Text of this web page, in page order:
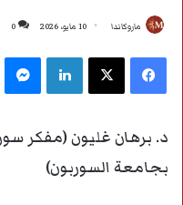
ماروكاندا 10 مايو، 2026 0
فيسبوك ‫X لينكدإن
د. برهان غليون (مفكر
بجامعة السوربون)